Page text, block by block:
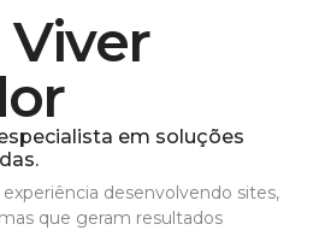
Viver
or
em soluções
experiência desenvolvendo sites,
que geram resultados